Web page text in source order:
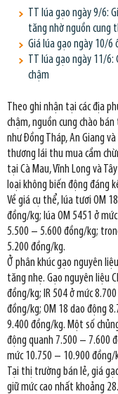
TT lúa gạo ngày 9/6:
tăng nhờ nguồn cung
Giá lúa gạo ngày 10/6
TT lúa gạo ngày 11/
chậm
Theo ghi nhận tại các địa
chậm, nguồn cung chào
như Đồng Tháp, An Giang
thương lái thu mua cầm
tại Cà Mau, Vĩnh Long và
loại không biến động đáng
Về giá cụ thể, lúa tươi OM
đồng/kg; lúa OM 5451 ở
5.500 – 5.600 đồng/kg;
5.200 đồng/kg.
Ở phân khúc gạo nguyên
tăng nhẹ. Gạo nguyên liệu
đồng/kg; IR 504 ở mức
đồng/kg; OM 18 dao động
9.400 đồng/kg. Một số
động quanh 7.500 – 7.600
mức 10.750 – 10.900 đồng/
Tại thị trường bán lẻ, giá
giữ mức cao nhất khoảng